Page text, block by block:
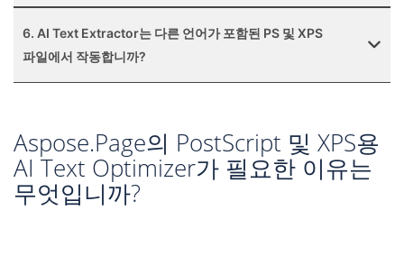
6. AI Text Extractor는 다른 언어가 포함된 PS 및 XPS
파일에서 작동합니까?
Aspose.Page의 PostScript 및 XPS용
AI Text Optimizer가 필요한 이유는
무엇입니까?